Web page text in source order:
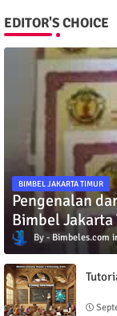
EDITOR'S CHOICE
BIMBEL JAKARTA TIMUR
Pengenalan
Bimbel Jakarta
Bimbeles.com